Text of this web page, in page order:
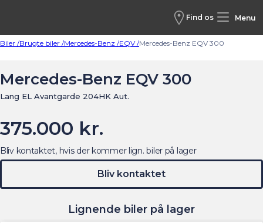
Find os Menu
Biler /Brugte biler /Mercedes-Benz /EQV /Mercedes-Benz EQV 300
Mercedes-Benz EQV 300
Lang EL Avantgarde 204HK Aut.
375.000 kr.
Lignende biler på lager
Bliv kontaktet, hvis der kommer lign. biler på lager
Bliv kontaktet